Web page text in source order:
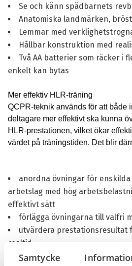
Samtycke
Se och känn spädbarnets
Anatomiska landmärken,
Lemmar med
Hållbar konstruktion med
Två AA batterier som räcker i
enkelt kan bytas
Mer effektiv HLR-träning
QCPR-teknik används för att både
deltagare mer effektivt ska kunna
HLR-prestationen, vilket ökar
värdet på träningstiden. Det blir
anordna övningar för
arbetslag med hög
effektivt sätt
förlägga övningarna till valfri
utvärdera prestationsresultat
realtid
göra avrapportering i grupp